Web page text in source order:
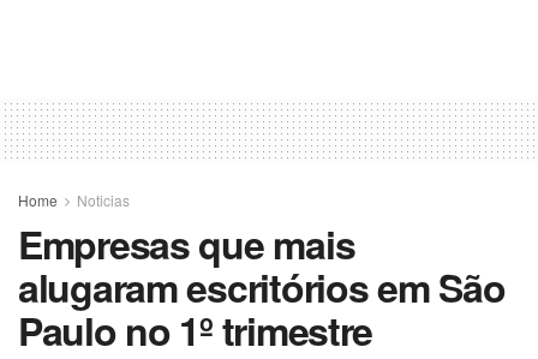
Home Noticias
Empresas que mais
alugaram escritórios em São
Paulo no 1º trimestre